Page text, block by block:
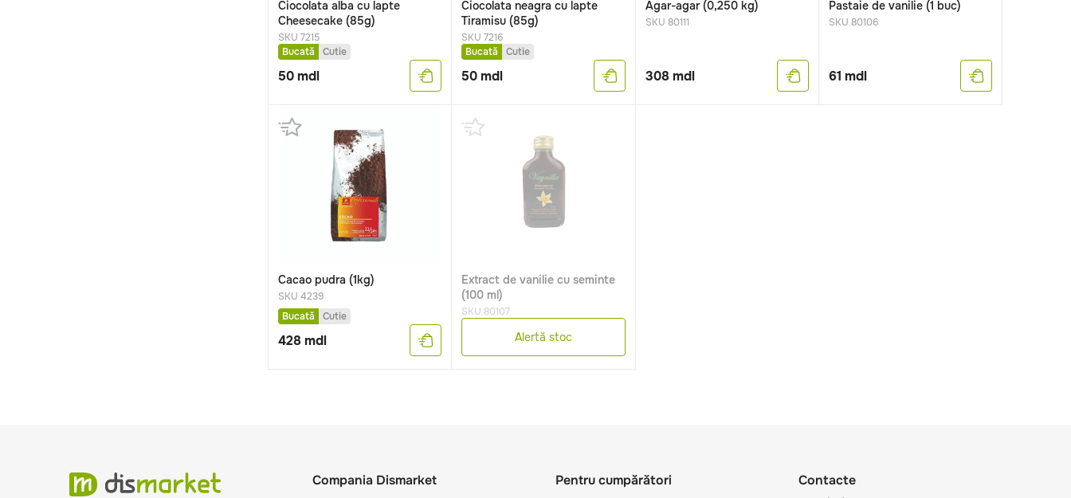
Ciocolata alba cu lapte
Cheesecake (85g)
SKU 7215
Bucată
Cutie
50mdl
Ciocolata neagra cu lapte
Tiramisu (85g)
SKU 7216
Bucată
Cutie
50mdl
Agar-agar (0,250 kg)
SKU 80111
308mdl
Pastaie de vanilie (1 buc)
SKU 80106
61 mdl
Cacao pudra (1kg)
SKU 4239
Bucată
Cutie
428mdl
Extract de vanilie cu seminte
(100 ml)
SKU 80107
Alertă stoc
Compania Dismarket Pentru cumpărători Contacte